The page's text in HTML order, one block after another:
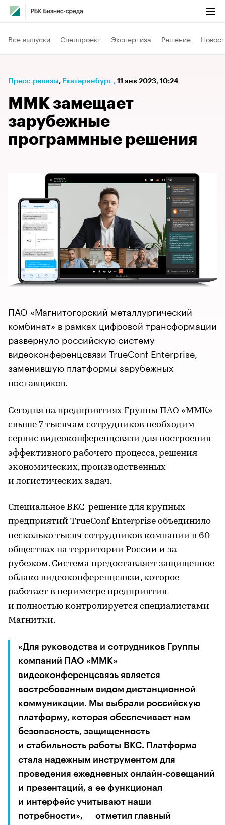
Все выпуски Спецпроект Экспертиза Решение
Пресс-релизы⁠, Екатеринбург , 11 янв 2023, 10:24
ММК замещает
зарубежные
программные решения
ПАО «Магнитогорский металлургический
комбинат» в рамках цифровой трансформации
развернуло российскую систему
видеоконференцсвязи TrueConf Enterprise,
заменившую платформы зарубежных
поставщиков.
Сегодня на предприятиях Группы ПАО «ММК»
свыше 7 тысячам сотрудников необходим
сервис видеоконференцсвязи для построения
эффективного рабочего процесса, решения
экономических, производственных
и логистических задач.
Специальное ВКС-решение для крупных
предприятий TrueConf Enterprise объединило
несколько тысяч сотрудников компании в 60
обществах на территории России и за
рубежом. Система предоставляет защищенное
облако видеоконференцсвязи, которое
работает в периметре предприятия
и полностью контролируется специалистами
Магнитки.
«Для руководства и сотрудников Группы
компаний ПАО «ММК»
видеоконференцсвязь является
востребованным видом дистанционной
коммуникации. Мы выбрали российскую
платформу, которая обеспечивает нам
безопасность, защищенность
и стабильность работы ВКС. Платформа
стала надежным инструментом для
проведения ежедневных онлайн-совещаний
и презентаций, а ее функционал
и интерфейс учитывают наши
потребности», — отметил главный